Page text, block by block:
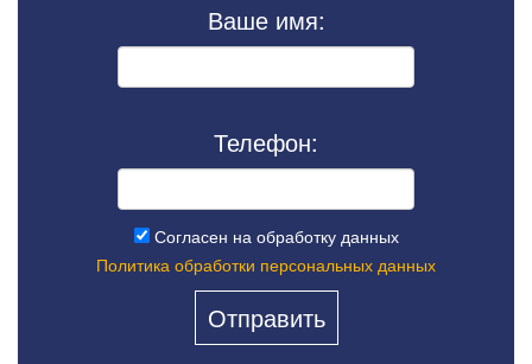
Ваше имя:
Телефон:
Согласен на обработку данных
Политика обработки персональных данных